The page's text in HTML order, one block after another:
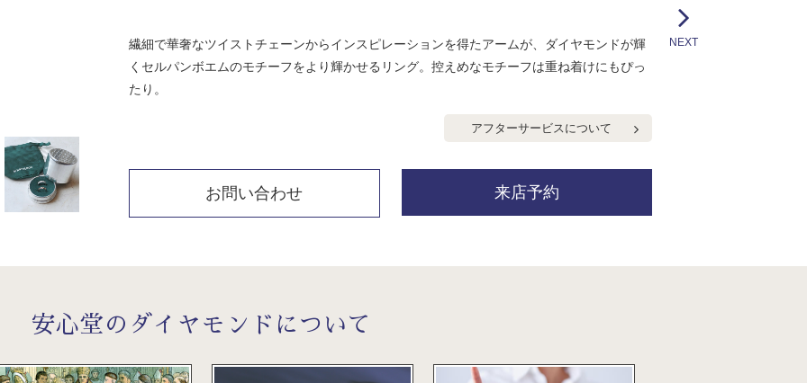
繊細で華奢なツイストチェーンからインスピレーションを得たアームが、ダイヤモンドが輝
くセルパンボエムのモチーフをより輝かせるリング。控えめなモチーフは重ね着けにもぴっ
たり。
アフターサービスについて
お問い合わせ 来店予約
NEXT
安心堂のダイヤモンドについて